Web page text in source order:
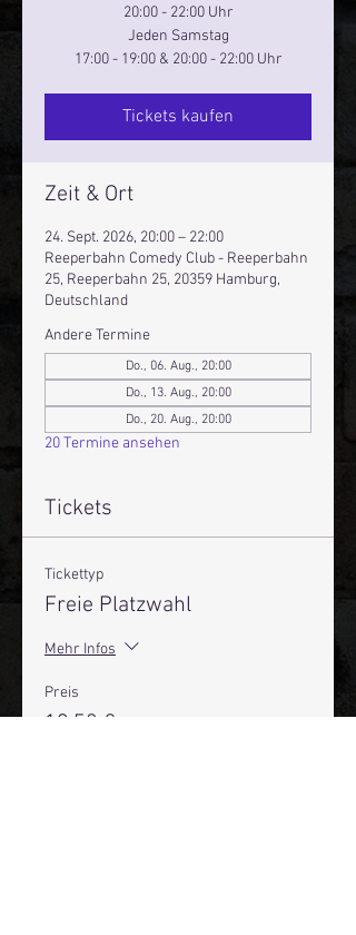
20:00 - 22:00 Uhr
Jeden Samstag
17:00 - 19:00 & 20:00 - 22:00 Uhr
Tickets kaufen
Zeit & Ort
24. Sept. 2026, 20:00 – 22:00
Reeperbahn Comedy Club - Reeperbahn
25, Reeperbahn 25, 20359 Hamburg,
Deutschland
Andere Termine
Do., 06. Aug., 20:00
Do., 13. Aug., 20:00
Do., 20. Aug., 20:00
20 Termine ansehen
Tickets
Tickettyp
Freie Platzwahl
Mehr Infos
Preis
19,50 €